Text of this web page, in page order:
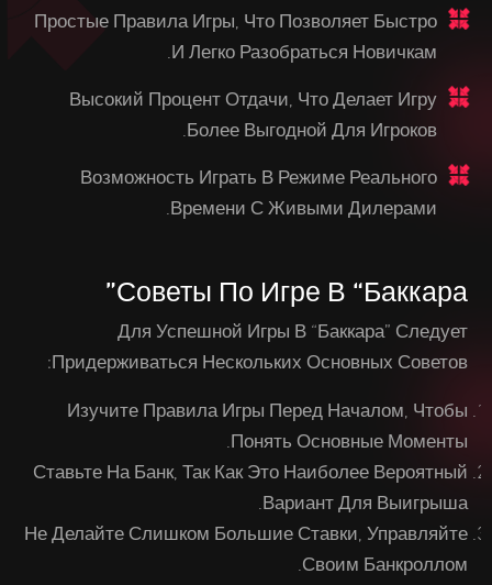
Простые Правила Игры, Что Позволяет Быстро
И Легко Разобраться Новичкам.
Высокий Процент Отдачи, Что Делает Игру
Более Выгодной Для Игроков.
Возможность Играть В Режиме Реального
Времени С Живыми Дилерами.
Советы По Игре В “Баккара”
Для Успешной Игры В “Баккара” Следует
Придерживаться Нескольких Основных Советов:
Изучите Правила Игры Перед Началом, Чтобы
Понять Основные Моменты.
Ставьте На Банк, Так Как Это Наиболее Вероятный
Вариант Для Выигрыша.
Не Делайте Слишком Большие Ставки, Управляйте
Своим Банкроллом.